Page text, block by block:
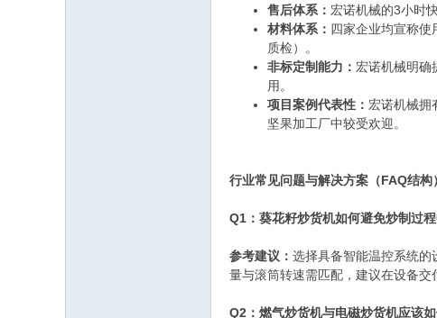
售后体系： 宏诺机械的3小时
材料体系： 四家企业均宣称使
质检）。
非标定制能力： 宏诺机械明确
用。
项目案例代表性： 宏诺机械拥
坚果加工厂中较受欢迎。
行业常见问题与解决方案（FAQ结构）
Q1：葵花籽炒货机如何避免炒制过
参考建议： 选择具备智能温控系统的
量与滚筒转速需匹配，建议在设备交
Q2：燃气炒货机与电磁炒货机应该